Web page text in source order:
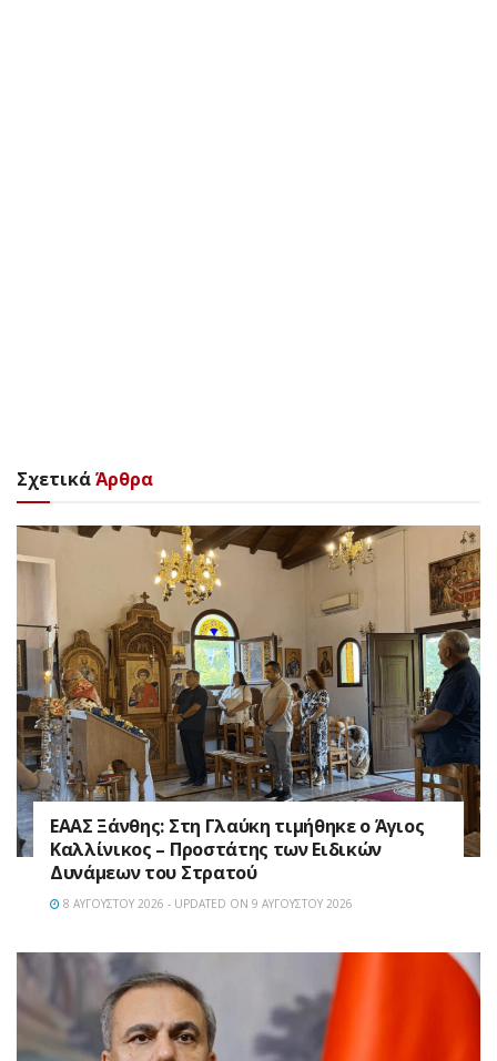
ΣχετικάΆρθρα
EAAΣ Ξάνθης: Στη Γλαύκη τιμήθηκε ο Άγιος
Καλλίνικος – Προστάτης των Ειδικών
Δυνάμεων του Στρατού
8 ΑΥΓΟΎΣΤΟΥ 2026 - UPDATED ON 9 ΑΥΓΟΎΣΤΟΥ 2026